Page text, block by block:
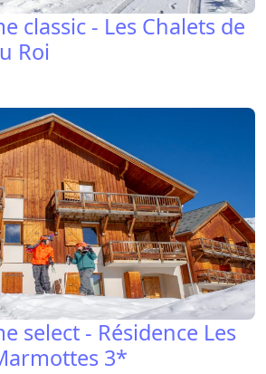
classic - Les Chalets de
Roi
select - Résidence Les
3*